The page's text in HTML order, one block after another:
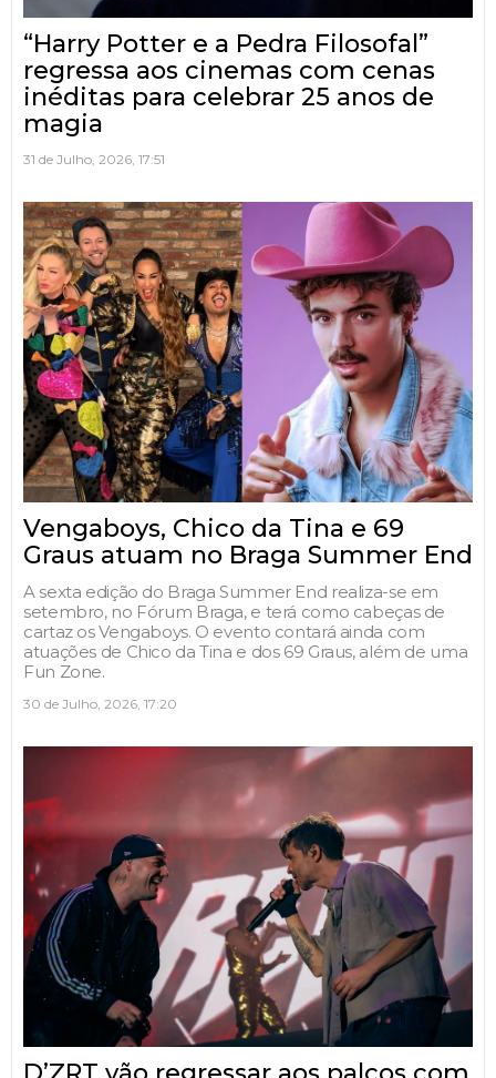
“Harry Potter e a Pedra Filosofal”
regressa aos cinemas com cenas
inéditas para celebrar 25 anos de
magia
31 de Julho, 2026, 17:51
Vengaboys, Chico da Tina e 69
Graus atuam no Braga Summer End
A sexta edição do Braga Summer End realiza-se em
setembro, no Fórum Braga, e terá como cabeças de
cartaz os Vengaboys. O evento contará ainda com
atuações de Chico da Tina e dos 69 Graus, além de uma
Fun Zone.
30 de Julho, 2026, 17:20